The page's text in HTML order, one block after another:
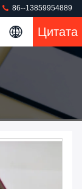
86--13859954889
Цитата